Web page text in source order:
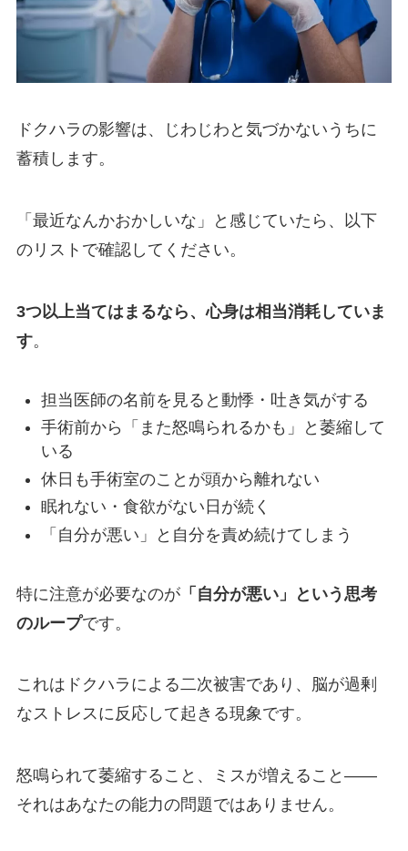
ドクハラの影響は、じわじわと気づかないうちに
蓄積します。
「最近なんかおかしいな」と感じていたら、以下
のリストで確認してください。
3つ以上当てはまるなら、心身は相当消耗していま
す。
担当医師の名前を見ると動悸・吐き気がする
手術前から「また怒鳴られるかも」と萎縮して
いる
休日も手術室のことが頭から離れない
眠れない・食欲がない日が続く
「自分が悪い」と自分を責め続けてしまう
特に注意が必要なのが「自分が悪い」という思考
のループです。
これはドクハラによる二次被害であり、脳が過剰
なストレスに反応して起きる現象です。
怒鳴られて萎縮すること、ミスが増えること——
それはあなたの能力の問題ではありません。